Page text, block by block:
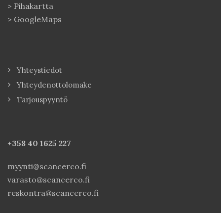
> Pihakartta
> GoogleMaps
Yhteystiedot
Yhteydenottolomake
Tarjouspyyntö
+358 40 1625 227
myynti@scancerco.fi
varasto@scancerco.fi
reskontra@scancerco.fi